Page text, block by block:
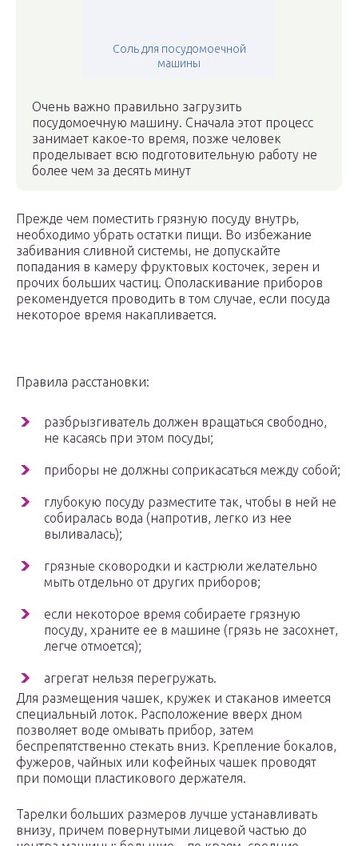
Соль для посудомоечной
машины
Очень важно правильно загрузить
посудомоечную машину. Сначала этот процесс
занимает какое-то время, позже человек
проделывает всю подготовительную работу не
более чем за десять минут
Прежде чем поместить грязную посуду внутрь,
необходимо убрать остатки пищи. Во избежание
забивания сливной системы, не допускайте
попадания в камеру фруктовых косточек, зерен и
прочих больших частиц. Ополаскивание приборов
рекомендуется проводить в том случае, если посуда
некоторое время накапливается.
Правила расстановки:
разбрызгиватель должен вращаться свободно,
не касаясь при этом посуды;
приборы не должны соприкасаться между собой;
глубокую посуду разместите так, чтобы в ней не
собиралась вода (напротив, легко из нее
выливалась);
грязные сковородки и кастрюли желательно
мыть отдельно от других приборов;
если некоторое время собираете грязную
посуду, храните ее в машине (грязь не засохнет,
легче отмоется);
агрегат нельзя перегружать.
Для размещения чашек, кружек и стаканов имеется
специальный лоток. Расположение вверх дном
позволяет воде омывать прибор, затем
беспрепятственно стекать вниз. Крепление бокалов,
фужеров, чайных или кофейных чашек проводят
при помощи пластикового держателя.
Тарелки больших размеров лучше устанавливать
внизу, причем повернутыми лицевой частью до